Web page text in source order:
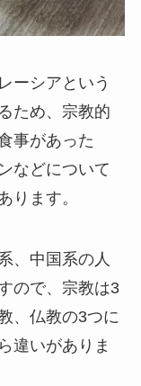
ーシアという
ため、宗教的
事があった
などについて
ります。
、中国系の人
ので、宗教は3
、仏教の3つに
違いがありま